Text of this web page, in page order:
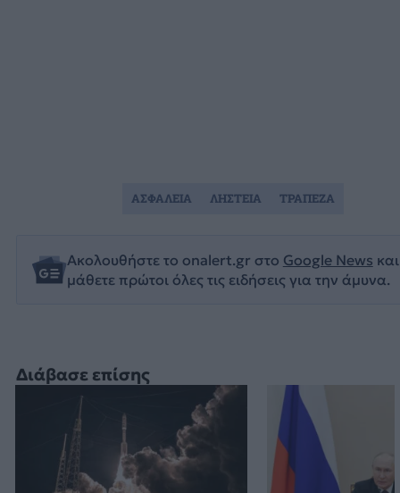
Διάβασε επίσης
Ακολουθήστε το onalert.gr στο Google News και
μάθετε πρώτοι όλες τις ειδήσεις για την άμυνα.
ΑΣΦΑΛΕΙΑ ΛΗΣΤΕΙΑ ΤΡΑΠΕΖΑ